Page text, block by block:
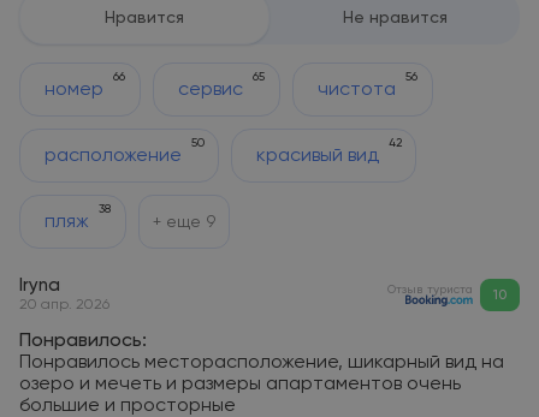
Нравится Не нравится
номер
66
сервис
65
чистота
56
расположение
50
красивый вид
42
пляж
38
+ еще 9
Iryna
20 апр. 2026
Отзыв туриста 10
Понравилось:
Понравилось месторасположение, шикарный вид на
озеро и мечеть и размеры апартаментов очень
большие и просторные